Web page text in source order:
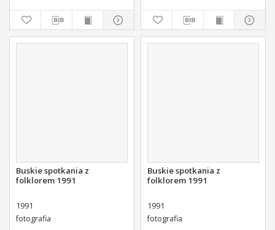
Buskie spotkania z
folklorem 1991
1991
fotografia
Buskie spotkania z
folklorem 1991
1991
fotografia